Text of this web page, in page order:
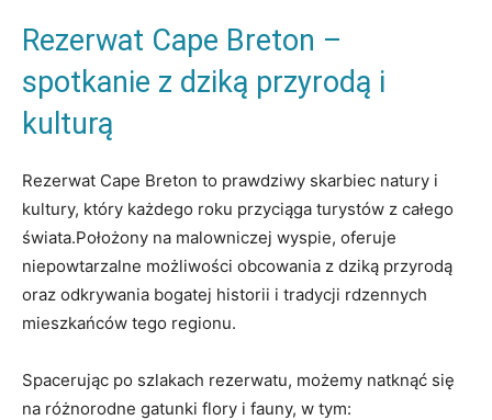
Rezerwat Cape Breton –
spotkanie z dziką przyrodą i
kulturą
Rezerwat Cape Breton to prawdziwy skarbiec natury i
kultury, który każdego roku przyciąga turystów z całego
świata.Położony na malowniczej wyspie, oferuje
niepowtarzalne możliwości obcowania z dziką przyrodą
oraz odkrywania bogatej historii i tradycji rdzennych
mieszkańców tego regionu.
Spacerując po szlakach rezerwatu, możemy natknąć się
na różnorodne gatunki flory i fauny, w tym: